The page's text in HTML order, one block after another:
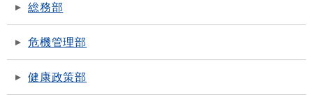
総務部
危機管理部
健康政策部